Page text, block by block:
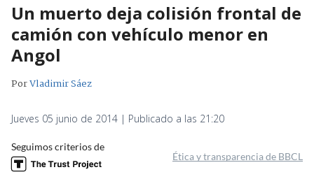
Un muerto deja colisión frontal de
camión con vehículo menor en
Angol
PorVladimir Sáez
Jueves 05 junio de 2014 | Publicado a las 21:20
Seguimos criterios de
Ética y transparencia de BBCL